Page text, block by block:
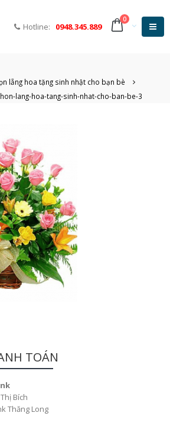
Hotline: 0948.345.889
0
lẵng hoa tặng sinh nhật cho bạn bè
lang-hoa-tang-sinh-nhat-cho-ban-be-3
TOÁN
Bích
Thăng Long